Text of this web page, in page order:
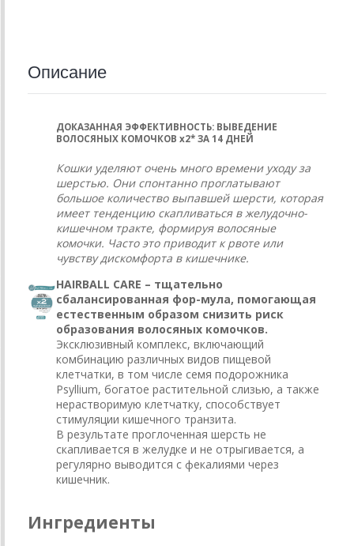
Описание
ДОКАЗАННАЯ ЭФФЕКТИВНОСТЬ: ВЫВЕДЕНИЕ
ВОЛОСЯНЫХ КОМОЧКОВ х2* ЗА 14 ДНЕЙ
Кошки уделяют очень много времени уходу за
шерстью. Они спонтанно проглатывают
большое количество выпавшей шерсти, которая
имеет тенденцию скапливаться в желудочно-
кишечном тракте, формируя волосяные
комочки. Часто это приводит к рвоте или
чувству дискомфорта в кишечнике.
HAIRBALL CARE – тщательно
сбалансированная фор-мула, помогающая
естественным образом снизить риск
образования волосяных комочков.
Эксклюзивный комплекс, включающий
комбинацию различных видов пищевой
клетчатки, в том числе семя подорожника
Psyllium, богатое растительной слизью, а также
нерастворимую клетчатку, способствует
стимуляции кишечного транзита.
В результате проглоченная шерсть не
скапливается в желудке и не отрыгивается, а
регулярно выводится с фекалиями через
кишечник.
Ингредиенты